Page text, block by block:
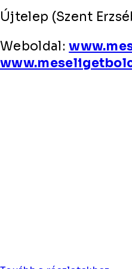
Újtelep (Szent
Weboldal: